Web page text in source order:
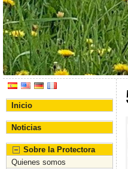
Inicio
Noticias
Sobre la Protectora
Quienes somos